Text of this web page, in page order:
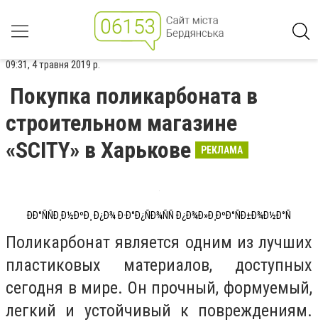
09:31, 4 травня 2019 р.
Покупка поликарбоната в
строительном магазине
«SCITY» в Харькове
РЕКЛАМА
ÐÐ°ÑÑÐ¸Ð½ÐºÐ¸ Ð¿Ð¾ Ð·Ð°Ð¿ÑÐ¾ÑÑ Ð¿Ð¾Ð»Ð¸ÐºÐ°ÑÐ±Ð¾Ð½Ð°Ñ
Поликарбонат является одним из лучших
пластиковых материалов, доступных
сегодня в мире. Он прочный, формуемый,
легкий и устойчивый к повреждениям.